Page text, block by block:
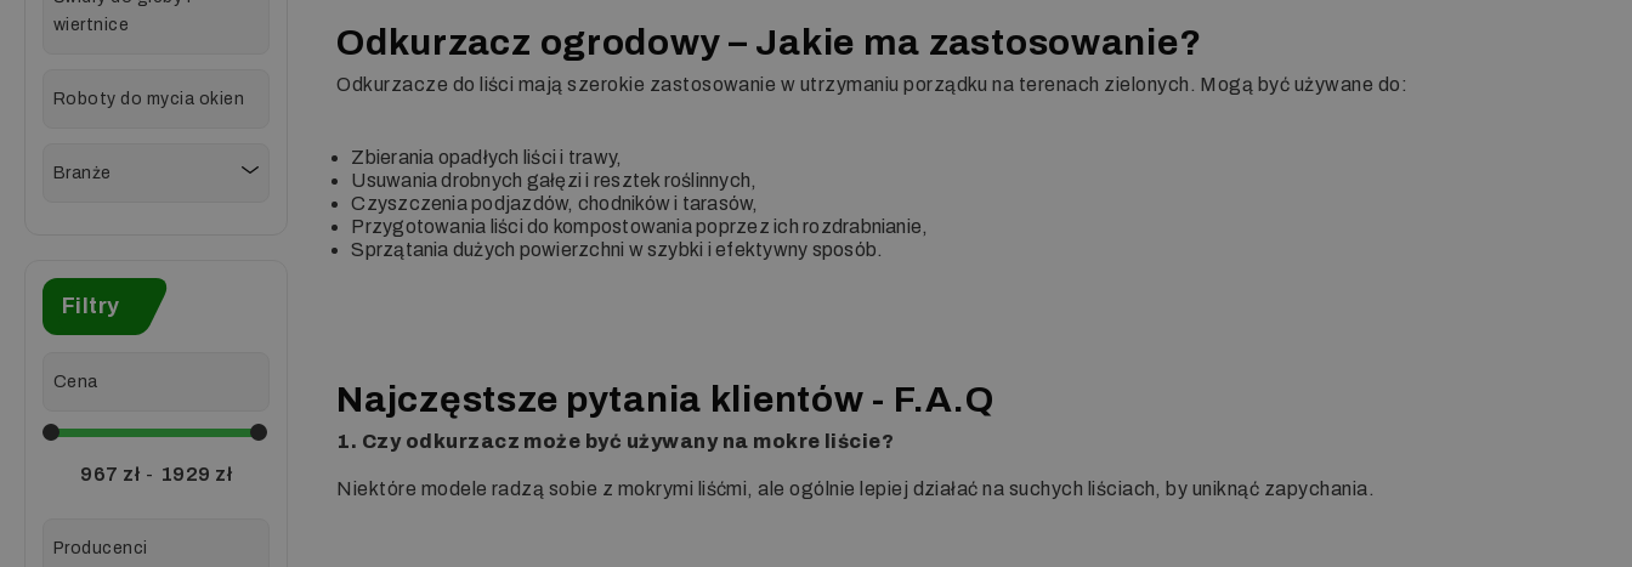
wiertnice
Roboty do mycia okien
Branże
Filtry
Cena
967 zł - 1929 zł
Producenci
Odkurzacz ogrodowy – Jakie ma zastosowanie?
Odkurzacze do liści mają szerokie zastosowanie w utrzymaniu porządku na terenach zielonych. Mogą być używane do:
Zbierania opadłych liści i trawy,
Usuwania drobnych gałęzi i resztek roślinnych,
Czyszczenia podjazdów, chodników i tarasów,
Przygotowania liści do kompostowania poprzez ich rozdrabnianie,
Sprzątania dużych powierzchni w szybki i efektywny sposób.
Najczęstsze pytania klientów - F.A.Q
1. Czy odkurzacz może być używany na mokre liście?
Niektóre modele radzą sobie z mokrymi liśćmi, ale ogólnie lepiej działać na suchych liściach, by uniknąć zapychania.